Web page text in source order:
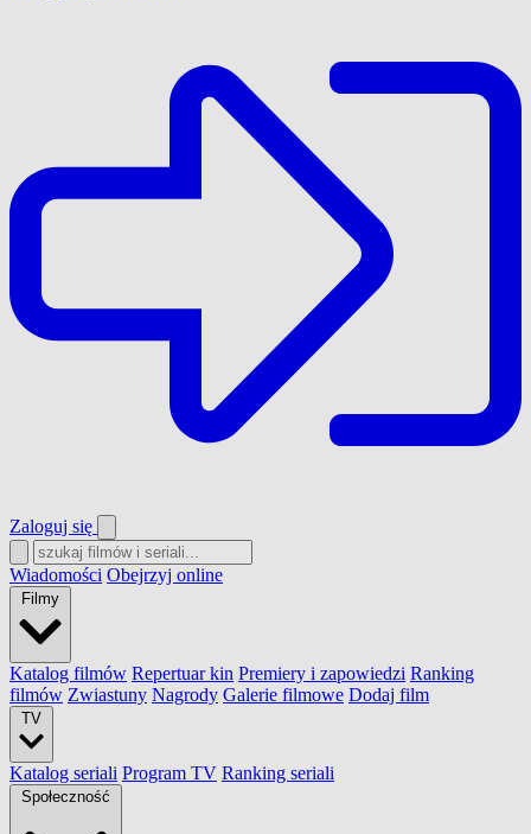
Zaloguj się
Wiadomości Obejrzyj online
Filmy
Katalog filmów Repertuar kin Premiery i zapowiedzi Ranking
filmów Zwiastuny Nagrody Galerie filmowe Dodaj film
TV
Katalog seriali Program TV Ranking seriali
Społeczność